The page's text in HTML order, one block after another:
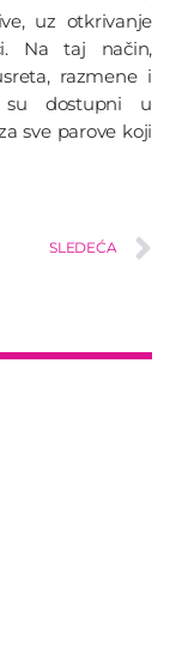
uz otkrivanje
Na taj način,
razmene i
su dostupni u
sve parove koji
SLEDEĆA